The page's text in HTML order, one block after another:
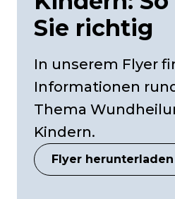
Sie richtig
In unserem Flyer
Informationen
Thema
Kindern.
Flyer herunterladen